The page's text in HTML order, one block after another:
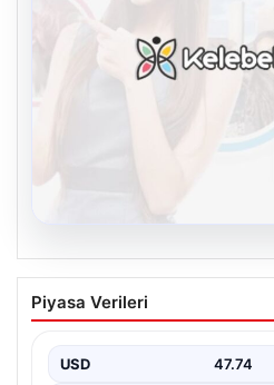
07.08.2026
Altay Bayındır’ın
Piyasa Verileri
USD 47.74
EUR 55.25
ALTIN 6660.6